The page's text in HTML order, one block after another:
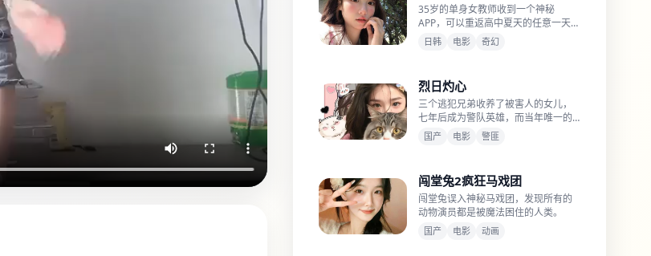
35岁的单身女教师收到一个神秘
APP，可以重返高中夏天的任意一天，
但修改过去会让身体加速衰老。
日韩 电影 奇幻
烈日灼心
三个逃犯兄弟收养了被害人的女儿，
七年后成为警队英雄，而当年唯一的
目击者成了他们的新领导。
国产 电影 警匪
闯堂兔2疯狂马戏团
闯堂兔误入神秘马戏团，发现所有的
动物演员都是被魔法困住的人类。
国产 电影 动画